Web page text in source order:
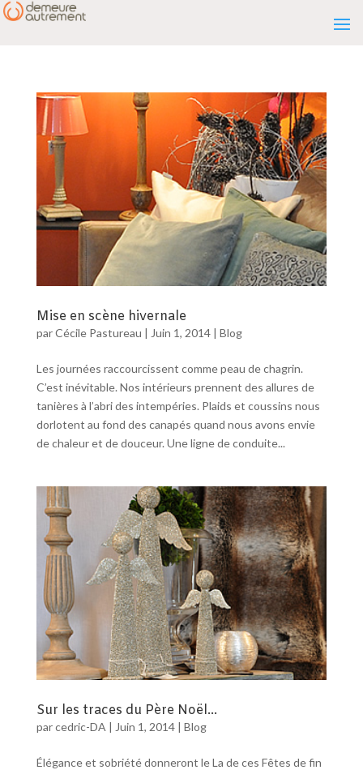
Mise en scène hivernale
parCécile Pastureau | Juin 1, 2014| Blog
Les journées raccourcissent comme peau de chagrin.
C’est inévitable. Nos intérieurs prennent des allures de
tanières à l’abri des intempéries. Plaids et coussins nous
dorlotent au fond des canapés quand nous avons envie
de chaleur et de douceur. Une ligne de conduite...
Sur les traces du Père Noël…
parcedric-DA | Juin 1, 2014| Blog
Élégance et sobriété donneront le La de ces Fêtes de fin